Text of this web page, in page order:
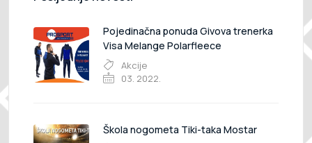
Pojedinačna ponuda Givova trenerka
Visa Melange Polarfleece
Akcije
03. 2022.
Škola nogometa Tiki-taka Mostar